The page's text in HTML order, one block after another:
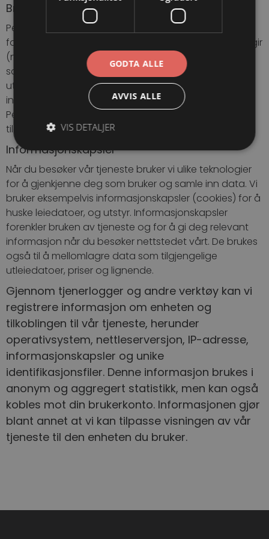
Bruk av innsamlede opplysninger
Personopplysningene som samles inn for disse
formålene inkluderer både opplysninger du selv oppgir
(navn, e-postadresse m.m.) og informasjon som
samles inn gjennom bruk av tjenesten, som hvilket
utstyr du leier og informasjon om posisjon og teknisk
informasjon om din enhet og internett-tilkobling.
Personopplysningene vil kunne bli supplert med
tilgjengelig informasjon fra tredjepartsaktører.
Informasjonskapsler
Når du besøker vår tjeneste bruker vi ulike teknologier
for å gjenkjenne deg som bruker og samle inn data. Vi
bruker eksempelvis informasjonskapsler (cookies) for å
huske leiedatoer, og utstyr. Informasjonskapsler
forenkler bruken av tjeneste og for å gi deg relevant
informasjon når du besøker nettstedet vårt. De brukes
også til å mellomlagre data som tilgjengelige
utleiedatoer, priser og lignende.
Gjennom tjenerlogger og andre verktøy kan vi
registrere informasjon om enheten og
tilkoblingen til vår tjeneste, herunder
operativsystem, nettleserversjon, IP-adresse,
informasjonskapsler og unike
identifikasjonsfiler. Denne informasjon brukes i
anonym og aggregert statistikk, men kan også
kobles mot din brukerkonto. Informasjonen gjør
blant annet at vi kan tilpasse visningen av vår
tjeneste til den enheten du bruker.
GODTA ALLE
AVVIS ALLE
VIS DETALJER